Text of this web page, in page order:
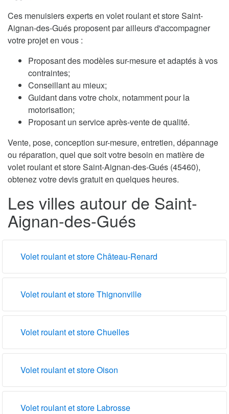
Ces menuisiers experts en volet roulant et store Saint-
Aignan-des-Gués proposent par ailleurs d'accompagner
votre projet en vous :
Proposant des modèles sur-mesure et adaptés à vos
contraintes;
Conseillant au mieux;
Guidant dans votre choix, notamment pour la
motorisation;
Proposant un service après-vente de qualité.
Vente, pose, conception sur-mesure, entretien, dépannage
ou réparation, quel que soit votre besoin en matière de
volet roulant et store Saint-Aignan-des-Gués (45460),
obtenez votre devis gratuit en quelques heures.
Les villes autour de Saint-
Aignan-des-Gués
Volet roulant et store Château-Renard
Volet roulant et store Thignonville
Volet roulant et store Chuelles
Volet roulant et store Oison
Volet roulant et store Labrosse